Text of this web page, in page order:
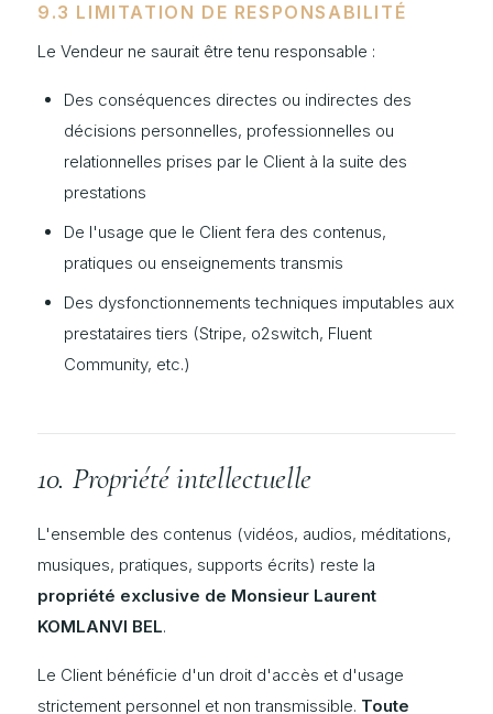
9.3 LIMITATION DE RESPONSABILITÉ
Le Vendeur ne saurait être tenu responsable :
Des conséquences directes ou indirectes des
décisions personnelles, professionnelles ou
relationnelles prises par le Client à la suite des
prestations
De l'usage que le Client fera des contenus,
pratiques ou enseignements transmis
Des dysfonctionnements techniques imputables aux
prestataires tiers (Stripe, o2switch, Fluent
Community, etc.)
10. Propriété intellectuelle
L'ensemble des contenus (vidéos, audios, méditations,
musiques, pratiques, supports écrits) reste la
propriété exclusive de Monsieur Laurent
KOMLANVI BEL.
Le Client bénéficie d'un droit d'accès et d'usage
strictement personnel et non transmissible. Toute